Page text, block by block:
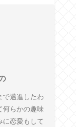
で邁進したわ
何らかの趣味
に恋愛もして